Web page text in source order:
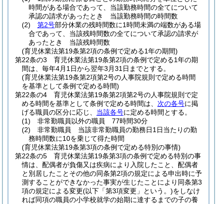
時間がある場合であって、当該勤務時間の全てについて
承認の請求があったとき 当該勤務時間の時間数
(2)
第2号部分休業の残時間数に1時間未満の端数がある場
合であって、当該残時間数の全てについて承認の請求が
あったとき 当該残時間数
(育児休業法第19条第2項の条例で定める1年の期間)
第22条の3
育児休業法第19条第2項の条例で定める1年の期
間は、毎年4月1日から翌年3月31日までとする。
(育児休業法第19条第2項第2号の人事院規則で定める時間
を基準として条例で定める時間)
第22条の4
育児休業法第19条第2項第2号の人事院規則で定
める時間を基準として条例で定める時間は、 次の各号に掲
げる職員の区分に応じ、 当該各号に定める時間とする。
(1)
非常勤職員以外の職員 77時間30分
(2)
非常勤職員 当該非常勤職員の勤務日1日当たりの勤
務時間数に10を乗じて得た時間
(育児休業法第19条第3項の条例で定める特別の事情)
第22条の5
育児休業法第19条第3項の条例で定める特別の事
情は、配偶者が負傷又は疾病により入院したこと、配偶者
と別居したことその他の同条第2項の規定による申出時に予
測することができなかった事実が生じたことにより同条第3
項の規定による変更(以下「第3項変更」という。)をしなけ
れば同項の職員の小学校就学の始期に達するまでの子の養